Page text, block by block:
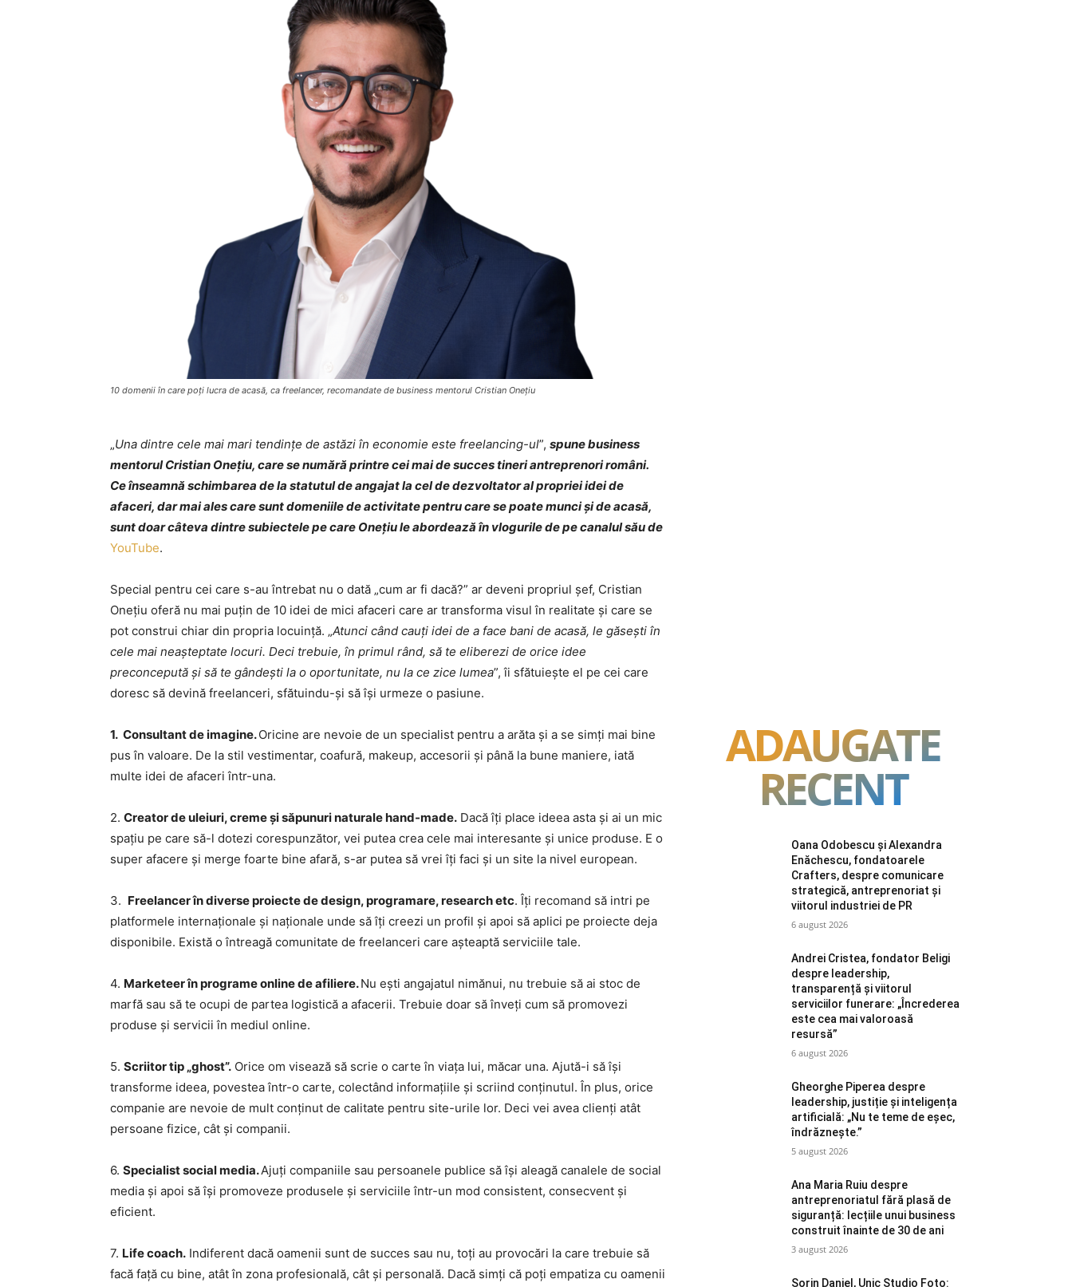
10 domenii în care poți lucra de acasă, ca freelancer, recomandate de business mentorul Cristian Onețiu
„Una dintre cele mai mari tendințe de astăzi în economie este freelancing-ul”, spune business
mentorul Cristian Onețiu, care se numără printre cei mai de succes tineri antreprenori români.
Ce înseamnă schimbarea de la statutul de angajat la cel de dezvoltator al propriei idei de
afaceri, dar mai ales care sunt domeniile de activitate pentru care se poate munci și de acasă,
sunt doar câteva dintre subiectele pe care Onețiu le abordează în vlogurile de pe canalul său de
YouTube.
Special pentru cei care s-au întrebat nu o dată „cum ar fi dacă?” ar deveni propriul șef, Cristian
Onețiu oferă nu mai puțin de 10 idei de mici afaceri care ar transforma visul în realitate și care se
pot construi chiar din propria locuință. „Atunci când cauți idei de a face bani de acasă, le găsești în
cele mai neașteptate locuri. Deci trebuie, în primul rând, să te eliberezi de orice idee
preconcepută și să te gândești la o oportunitate, nu la ce zice lumea”, îi sfătuiește el pe cei care
doresc să devină freelanceri, sfătuindu-și să își urmeze o pasiune.
1. Consultant de imagine.Oricine are nevoie de un specialist pentru a arăta și a se simți mai bine
pus în valoare. De la stil vestimentar, coafură, makeup, accesorii și până la bune maniere, iată
multe idei de afaceri într-una.
2. Creator de uleiuri, creme și săpunuri naturale hand-made. Dacă îți place ideea asta și ai un mic
spațiu pe care să-l dotezi corespunzător, vei putea crea cele mai interesante și unice produse. E o
super afacere și merge foarte bine afară, s-ar putea să vrei îți faci și un site la nivel european.
3. Freelancer în diverse proiecte de design, programare, research etc. Îți recomand să intri pe
platformele internaționale și naționale unde să îți creezi un profil și apoi să aplici pe proiecte deja
disponibile. Există o întreagă comunitate de freelanceri care așteaptă serviciile tale.
4. Marketeer în programe online de afiliere.Nu ești angajatul nimănui, nu trebuie să ai stoc de
marfă sau să te ocupi de partea logistică a afacerii. Trebuie doar să înveți cum să promovezi
produse și servicii în mediul online.
5. Scriitor tip „ghost”. Orice om visează să scrie o carte în viața lui, măcar una. Ajută-i să își
transforme ideea, povestea într-o carte, colectând informațiile și scriind conținutul. În plus, orice
companie are nevoie de mult conținut de calitate pentru site-urile lor. Deci vei avea clienți atât
persoane fizice, cât și companii.
6. Specialist social media.Ajuți companiile sau persoanele publice să își aleagă canalele de social
media și apoi să își promoveze produsele și serviciile într-un mod consistent, consecvent și
eficient.
7. Life coach. Indiferent dacă oamenii sunt de succes sau nu, toți au provocări la care trebuie să
facă față cu bine, atât în zona profesională, cât și personală. Dacă simți că poți empatiza cu oamenii
ADAUGATE
RECENT
Oana Odobescu și Alexandra
Enăchescu, fondatoarele
Crafters, despre comunicare
strategică, antreprenoriat și
viitorul industriei de PR
6 august 2026
Andrei Cristea, fondator Beligi
despre leadership,
transparență și viitorul
serviciilor funerare: „Încrederea
este cea mai valoroasă
resursă”
6 august 2026
Gheorghe Piperea despre
leadership, justiție și inteligența
artificială: „Nu te teme de eșec,
îndrăznește.”
5 august 2026
Ana Maria Ruiu despre
antreprenoriatul fără plasă de
siguranță: lecțiile unui business
construit înainte de 30 de ani
3 august 2026
Sorin Daniel, Unic Studio Foto: